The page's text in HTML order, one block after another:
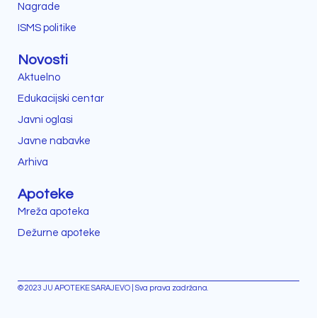
Nagrade
ISMS politike
Novosti
Aktuelno
Edukacijski centar
Javni oglasi
Javne nabavke
Arhiva
Apoteke
Mreža apoteka
Dežurne apoteke
© 2023 JU APOTEKE SARAJEVO | Sva prava zadržana.